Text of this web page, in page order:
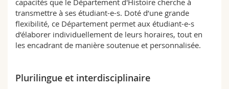
Sciences et médecine
Interfacultaire
Collaborateurs
Doctorants
Webmail
Programme des cours
capacités que le Département d'Histoire cherche à
transmettre à ses étudiant-e-s. Doté d’une grande
flexibilité, ce Département permet aux étudiant-e-s
d’élaborer individuellement de leurs horaires, tout en
les encadrant de manière soutenue et personnalisée.
Plurilingue et interdisciplinaire